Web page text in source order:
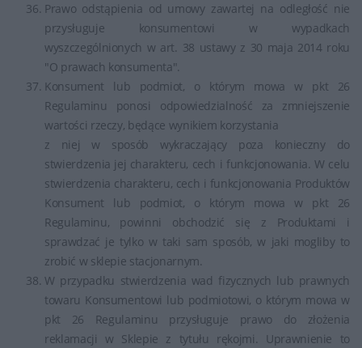
Prawo odstąpienia od umowy zawartej na odległość nie
przysługuje konsumentowi w wypadkach
wyszczególnionych w art. 38 ustawy z 30 maja 2014 roku
"O prawach konsumenta".
Konsument lub podmiot, o którym mowa w pkt 26
Regulaminu ponosi odpowiedzialność za zmniejszenie
wartości rzeczy, będące wynikiem korzystania
z niej w sposób wykraczający poza konieczny do
stwierdzenia jej charakteru, cech i funkcjonowania. W celu
stwierdzenia charakteru, cech i funkcjonowania Produktów
Konsument lub podmiot, o którym mowa w pkt 26
Regulaminu, powinni obchodzić się z Produktami i
sprawdzać je tylko w taki sam sposób, w jaki mogliby to
zrobić w sklepie stacjonarnym.
W przypadku stwierdzenia wad fizycznych lub prawnych
towaru Konsumentowi lub podmiotowi, o którym mowa w
pkt 26 Regulaminu przysługuje prawo do złożenia
reklamacji w Sklepie z tytułu rękojmi. Uprawnienie to